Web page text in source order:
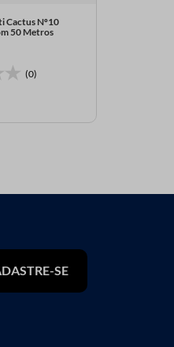
Cactus Nº10
50 Metros
(0)
SE